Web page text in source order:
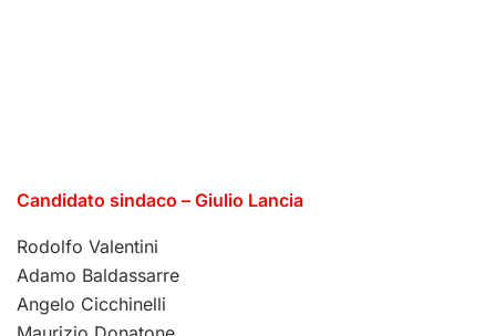
Candidato sindaco – Giulio Lancia
Rodolfo Valentini
Adamo Baldassarre
Angelo Cicchinelli